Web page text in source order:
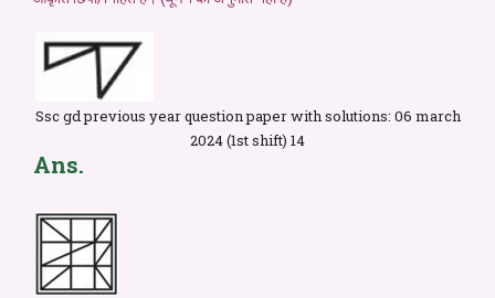
Ssc gd previous year question paper with solutions: 06 march
2024 (1st shift) 14
Ans.